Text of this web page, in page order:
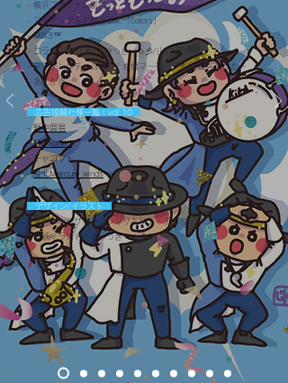
- 横 浜ファイナル奮闘記
- マーチングをお稽古事に「colors」
- MIX3™︎
- コラム｜杉山 寛/じゃっきー☆彡/山口 真央
-マーチングチーム紹介｜岩槻マーチング集団 雛―ひなたー
- あとがき
広告協賛社様一覧｜vol.10
-野中貿易
-Musicmart
- チャコット
-綾北Mercury winds
デザイン/イラスト
- マガジンデザイン｜シマサキサエ / アリサ / ジュリ
- 表紙イラスト｜
じゃっきー☆彡